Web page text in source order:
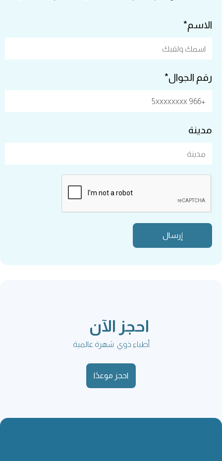
الاسم*
رقم الجوال*
مدينة
احجز الآن
أطباء ذوي شهرة عالمية
احجز موعدًا